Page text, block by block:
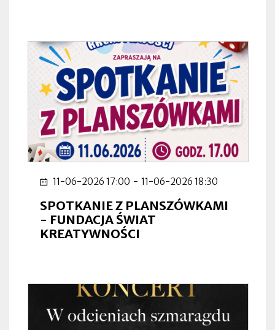
11-06-2026 17:00 - 11-06-2026 18:30
SPOTKANIE Z PLANSZÓWKAMI
- FUNDACJA ŚWIAT
KREATYWNOŚCI